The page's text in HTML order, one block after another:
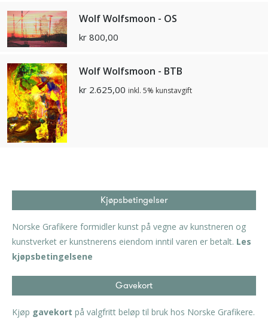
Wolf Wolfsmoon - OS
kr 800,00
Wolf Wolfsmoon - BTB
kr 2.625,00 inkl. 5% kunstavgift
Kjøpsbetingelser
Norske Grafikere formidler kunst på vegne av kunstneren og
kunstverket er kunstnerens eiendom inntil varen er betalt. Les
kjøpsbetingelsene
Gavekort
Kjøp gavekort på valgfritt beløp til bruk hos Norske Grafikere.